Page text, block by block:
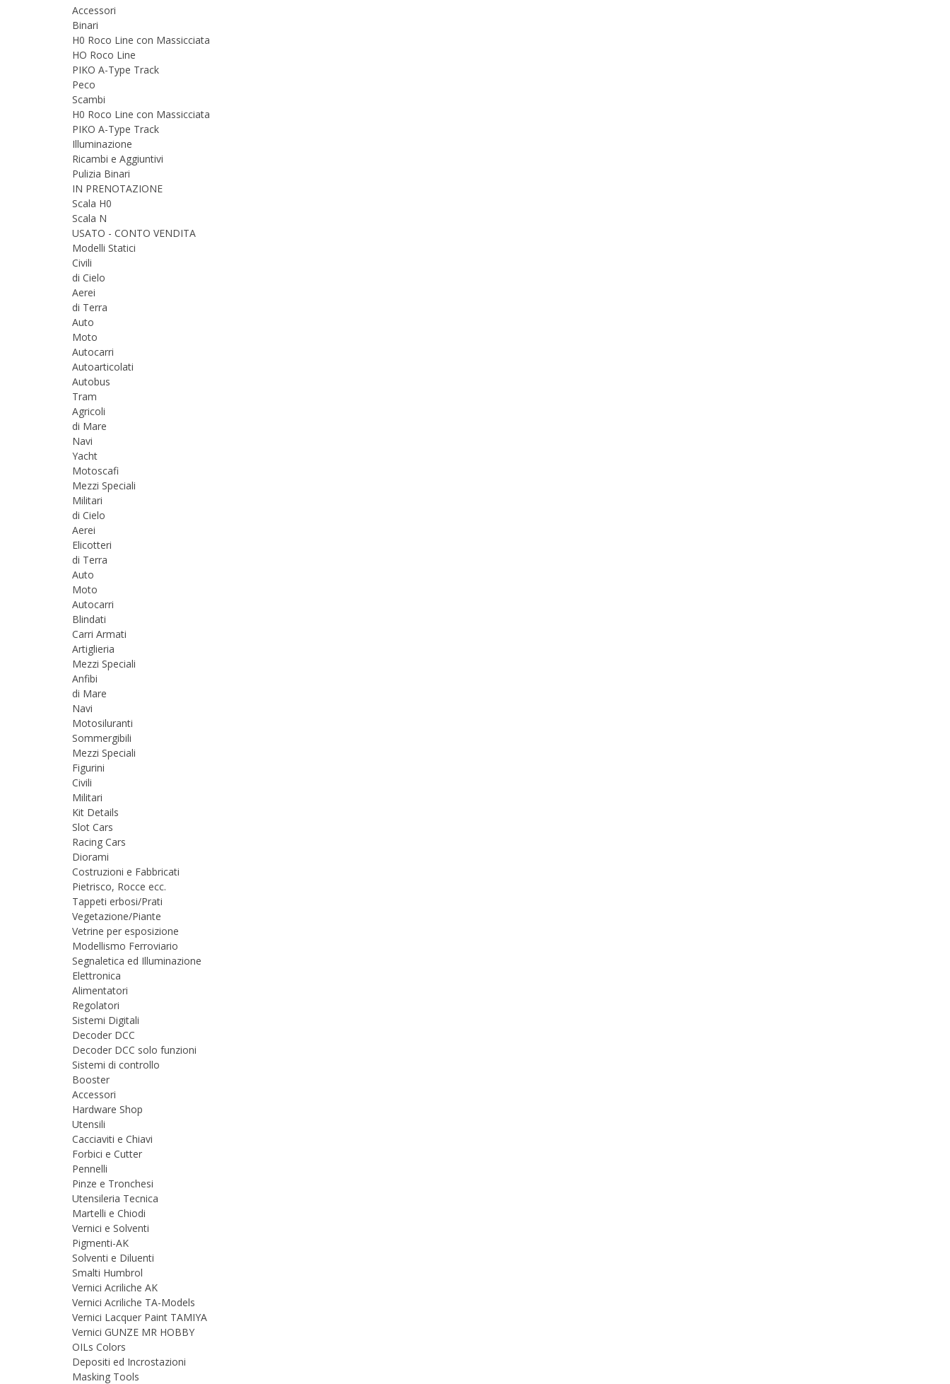
Accessori
Binari
H0 Roco Line con Massicciata
HO Roco Line
PIKO A-Type Track
Peco
Scambi
H0 Roco Line con Massicciata
PIKO A-Type Track
Illuminazione
Ricambi e Aggiuntivi
Pulizia Binari
IN PRENOTAZIONE
Scala H0
Scala N
USATO - CONTO VENDITA
Modelli Statici
Civili
di Cielo
Aerei
di Terra
Auto
Moto
Autocarri
Autoarticolati
Autobus
Tram
Agricoli
di Mare
Navi
Yacht
Motoscafi
Mezzi Speciali
Militari
di Cielo
Aerei
Elicotteri
di Terra
Auto
Moto
Autocarri
Blindati
Carri Armati
Artiglieria
Mezzi Speciali
Anfibi
di Mare
Navi
Motosiluranti
Sommergibili
Mezzi Speciali
Figurini
Civili
Militari
Kit Details
Slot Cars
Racing Cars
Diorami
Costruzioni e Fabbricati
Pietrisco, Rocce ecc.
Tappeti erbosi/Prati
Vegetazione/Piante
Vetrine per esposizione
Modellismo Ferroviario
Segnaletica ed Illuminazione
Elettronica
Alimentatori
Regolatori
Sistemi Digitali
Decoder DCC
Decoder DCC solo funzioni
Sistemi di controllo
Booster
Accessori
Hardware Shop
Utensili
Cacciaviti e Chiavi
Forbici e Cutter
Pennelli
Pinze e Tronchesi
Utensileria Tecnica
Martelli e Chiodi
Vernici e Solventi
Pigmenti-AK
Solventi e Diluenti
Smalti Humbrol
Vernici Acriliche AK
Vernici Acriliche TA-Models
Vernici Lacquer Paint TAMIYA
Vernici GUNZE MR HOBBY
OILs Colors
Depositi ed Incrostazioni
Masking Tools